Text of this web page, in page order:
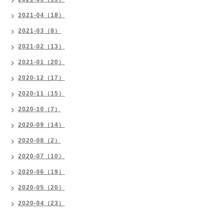
2021-04（18）
2021-03（8）
2021-02（13）
2021-01（20）
2020-12（17）
2020-11（15）
2020-10（7）
2020-09（14）
2020-08（2）
2020-07（10）
2020-06（19）
2020-05（20）
2020-04（23）